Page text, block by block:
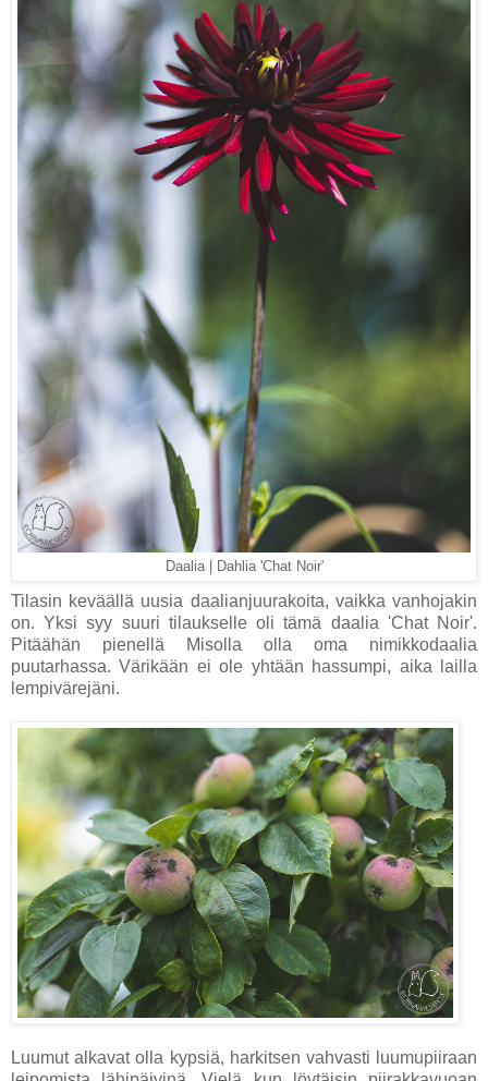
Daalia | Dahlia 'Chat Noir'
Tilasin keväällä uusia daalianjuurakoita, vaikka vanhojakin
on. Yksi syy suuri tilaukselle oli tämä daalia 'Chat Noir'.
Pitäähän pienellä Misolla olla oma nimikkodaalia
puutarhassa. Värikään ei ole yhtään hassumpi, aika lailla
lempivärejäni.
Luumut alkavat olla kypsiä, harkitsen vahvasti luumupiiraan